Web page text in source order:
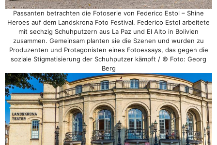
Passanten betrachten die Fotoserie von Federico Estol – Shine
Heroes auf dem Landskrona Foto Festival. Federico Estol arbeitete
mit sechzig Schuhputzern aus La Paz und El Alto in Bolivien
zusammen. Gemeinsam planten sie die Szenen und wurden zu
Produzenten und Protagonisten eines Fotoessays, das gegen die
soziale Stigmatisierung der Schuhputzer kämpft / © Foto: Georg
Berg